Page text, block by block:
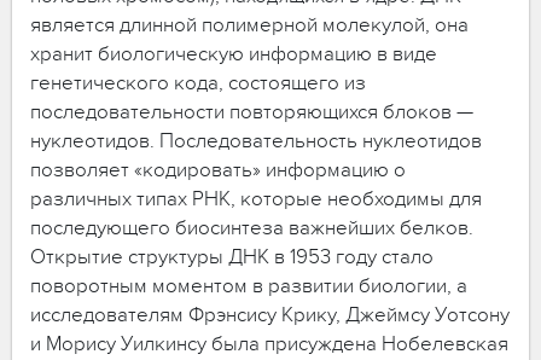
является длинной полимерной молекулой, она
хранит биологическую информацию в виде
генетического кода, состоящего из
последовательности повторяющихся блоков —
нуклеотидов. Последовательность нуклеотидов
позволяет «кодировать» информацию о
различных типах РНК, которые необходимы для
последующего биосинтеза важнейших белков.
Открытие структуры ДНК в 1953 году стало
поворотным моментом в развитии биологии, а
исследователям Фрэнсису Крику, Джеймсу Уотсону
и Морису Уилкинсу была присуждена Нобелевская